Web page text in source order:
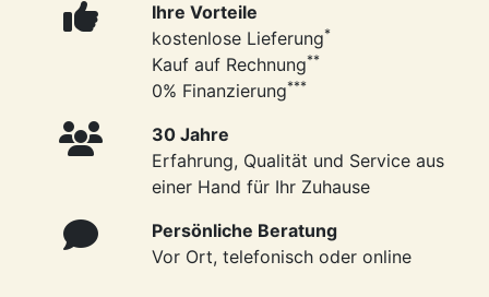
Ihre Vorteile
kostenlose Lieferung*
Kauf auf Rechnung**
0% Finanzierung***
30 Jahre
Erfahrung, Qualität und Service aus
einer Hand für Ihr Zuhause
Persönliche Beratung
Vor Ort, telefonisch oder online